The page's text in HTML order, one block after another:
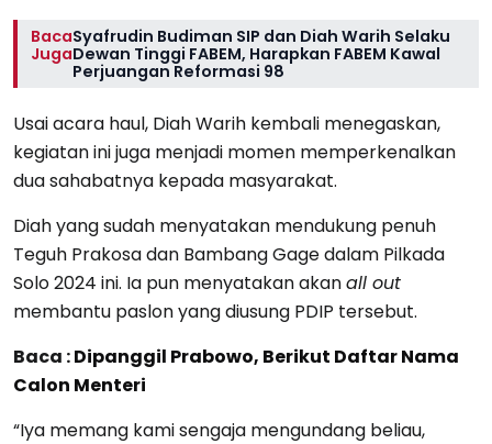
Baca
Juga
Syafrudin Budiman SIP dan Diah Warih Selaku
Dewan Tinggi FABEM, Harapkan FABEM Kawal
Perjuangan Reformasi 98
Usai acara haul, Diah Warih kembali menegaskan,
kegiatan ini juga menjadi momen memperkenalkan
dua sahabatnya kepada masyarakat.
Diah yang sudah menyatakan mendukung penuh
Teguh Prakosa dan Bambang Gage dalam Pilkada
Solo 2024 ini. Ia pun menyatakan akanall out
membantu paslon yang diusung PDIP tersebut.
Baca :Dipanggil Prabowo, Berikut Daftar Nama
Calon Menteri
“Iya memang kami sengaja mengundang beliau,